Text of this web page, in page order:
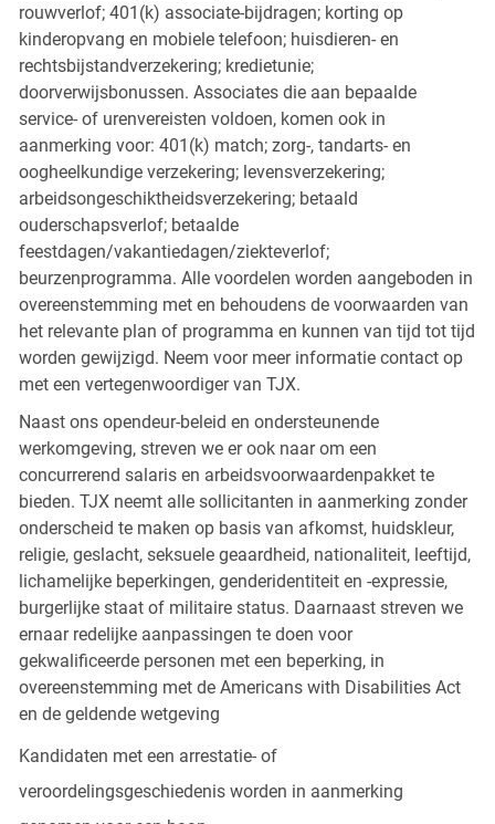
rouwverlof; 401(k) associate-bijdragen; korting op
kinderopvang en mobiele telefoon; huisdieren- en
rechtsbijstandverzekering; kredietunie;
doorverwijsbonussen. Associates die aan bepaalde
service- of urenvereisten voldoen, komen ook in
aanmerking voor: 401(k) match; zorg-, tandarts- en
oogheelkundige verzekering; levensverzekering;
arbeidsongeschiktheidsverzekering; betaald
ouderschapsverlof; betaalde
feestdagen/vakantiedagen/ziekteverlof;
beurzenprogramma. Alle voordelen worden aangeboden in
overeenstemming met en behoudens de voorwaarden van
het relevante plan of programma en kunnen van tijd tot tijd
worden gewijzigd. Neem voor meer informatie contact op
met een vertegenwoordiger van TJX.
Naast ons opendeur-beleid en ondersteunende
werkomgeving, streven we er ook naar om een
concurrerend salaris en arbeidsvoorwaardenpakket te
bieden. TJX neemt alle sollicitanten in aanmerking zonder
onderscheid te maken op basis van afkomst, huidskleur,
religie, geslacht, seksuele geaardheid, nationaliteit, leeftijd,
lichamelijke beperkingen, genderidentiteit en -expressie,
burgerlijke staat of militaire status. Daarnaast streven we
ernaar redelijke aanpassingen te doen voor
gekwalificeerde personen met een beperking, in
overeenstemming met de Americans with Disabilities Act
en de geldende wetgeving
Kandidaten met een arrestatie- of
veroordelingsgeschiedenis worden in aanmerking